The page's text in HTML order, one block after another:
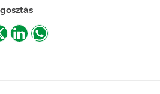
ShareShare